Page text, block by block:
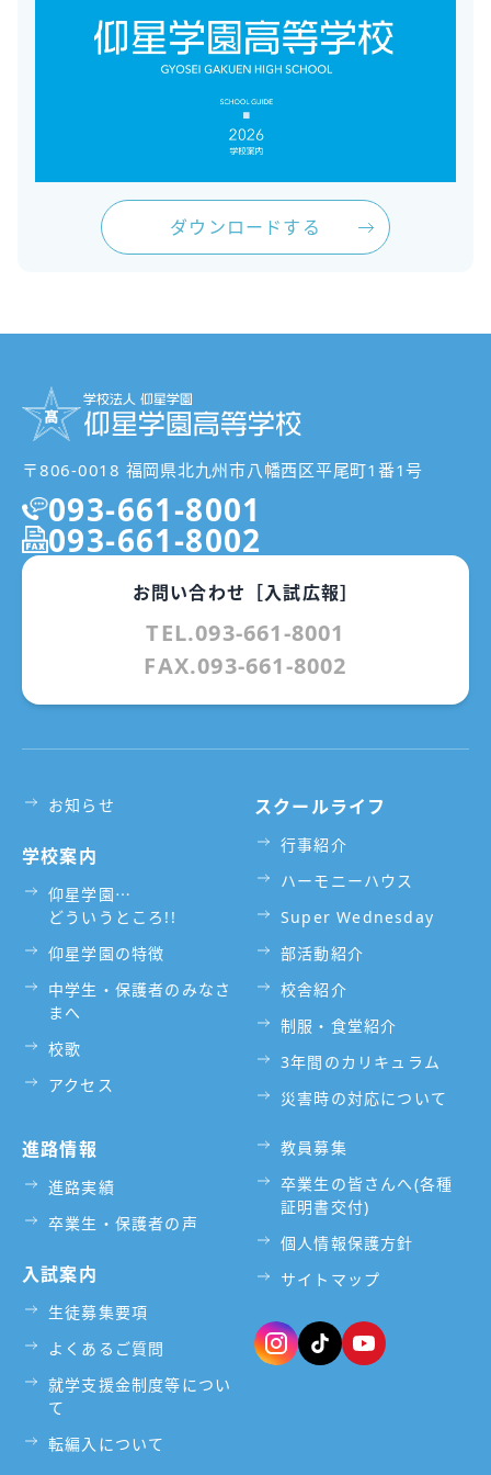
ダウンロードする
〒806-0018 福岡県北九州市八幡西区平尾町1番1号
093-661-8001
093-661-8002
お問い合わせ［入試広報］
TEL.093-661-8001
FAX.093-661-8002
お知らせ
学校案内
仰星学園⋯
どういうところ!!
仰星学園の特徴
中学生・保護者のみなさ
まへ
校歌
アクセス
スクールライフ
行事紹介
ハーモニーハウス
Super Wednesday
部活動紹介
校舎紹介
制服・食堂紹介
3年間のカリキュラム
災害時の対応について
進路情報
進路実績
卒業生・保護者の声
入試案内
生徒募集要項
よくあるご質問
就学支援金制度等につい
て
転編入について
教員募集
卒業生の皆さんへ(各種
証明書交付)
個人情報保護方針
サイトマップ